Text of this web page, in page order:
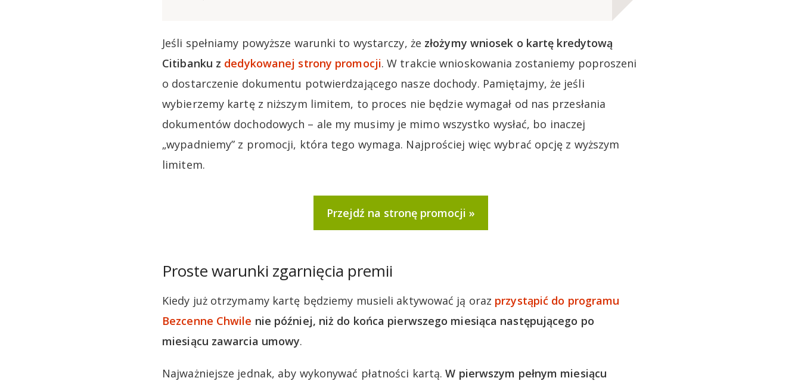
Jeśli spełniamy powyższe warunki to wystarczy, że złożymy wniosek o kartę kredytową
Citibanku z dedykowanej strony promocji. W trakcie wnioskowania zostaniemy poproszeni
o dostarczenie dokumentu potwierdzającego nasze dochody. Pamiętajmy, że jeśli
wybierzemy kartę z niższym limitem, to proces nie będzie wymagał od nas przesłania
dokumentów dochodowych – ale my musimy je mimo wszystko wysłać, bo inaczej
„wypadniemy” z promocji, która tego wymaga. Najprościej więc wybrać opcję z wyższym
limitem.
Przejdź na stronę promocji
Proste warunki zgarnięcia premii
Kiedy już otrzymamy kartę będziemy musieli aktywować ją oraz przystąpić do programu
Bezcenne Chwile nie później, niż do końca pierwszego miesiąca następującego po
miesiącu zawarcia umowy.
Najważniejsze jednak, aby wykonywać płatności kartą.W pierwszym pełnym miesiącu